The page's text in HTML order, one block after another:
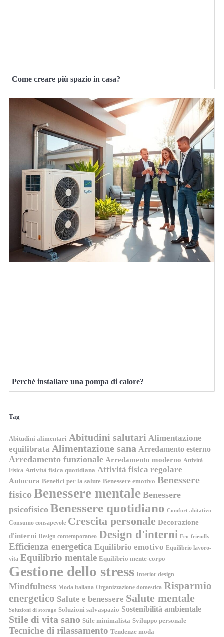
Come creare più spazio in casa?
Perché installare una pompa di calore?
Tag
Abitudini alimentari Abitudini salutari Alimentazione
equilibrata Alimentazione sana Arredamento esterno
Arredamento funzionale Arredamento moderno Attività
Fisica Attività fisica quotidiana Attività fisica regolare
Autocura Benefici per la salute Benessere emotivo Benessere
fisico Benessere mentale Benessere
psicofisico Benessere quotidiano Comfort abitativo
Consumo consapevole Crescita personale Decorazione
d'interni Design contemporaneo Design d'interni Eco-friendly
Efficienza energetica Equilibrio emotivo Equilibrio lavoro-
vita Equilibrio mentale Equilibrio mente-corpo
Gestione dello stress Interior design
Mindfulness Moda italiana Organizzazione domestica Risparmio
energetico Salute e benessere Salute mentale
Soluzioni di storage Soluzioni salvaspazio Sostenibilità ambientale
Stile di vita sano Stile minimalista Sviluppo personale
Tecniche di rilassamento Tendenze moda